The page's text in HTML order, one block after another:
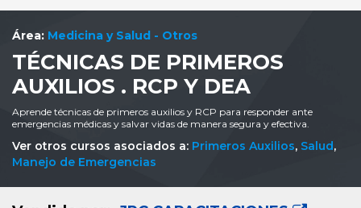
Área: Medicina y Salud - Otros
TÉCNICAS DE PRIMEROS
AUXILIOS . RCP Y DEA
Aprende técnicas de primeros auxilios y RCP para responder ante
emergencias médicas y salvar vidas de manera segura y efectiva.
Ver otros cursos asociados a: Primeros Auxilios, Salud,
Manejo de Emergencias